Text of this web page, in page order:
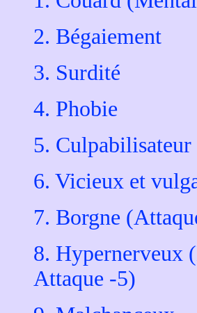
2. Bégaiement
3. Surdité
4. Phobie
5. Culpabilisateur
6. Vicieux et
7. Borgne
8. Hypernerveux
Attaque -5)